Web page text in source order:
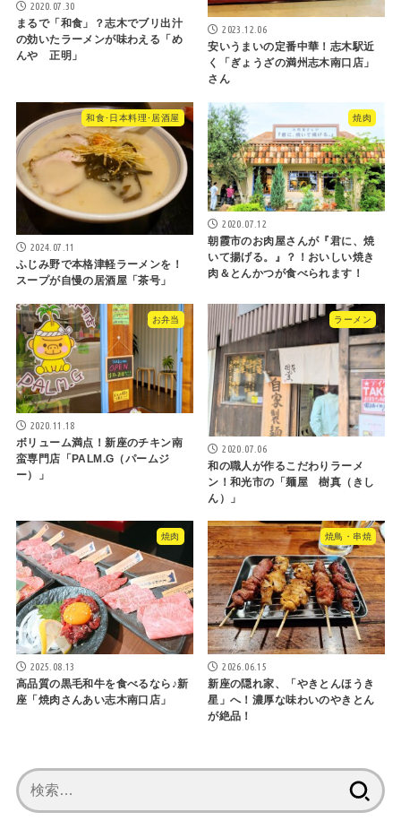
2020.07.30
まるで「和食」？志木でブリ出汁
の効いたラーメンが味わえる「め
んや 正明」
2023.12.06
安いうまいの定番中華！志木駅近
く「ぎょうざの満州志木南口店」
さん
和食･日本料理･居酒屋
2024.07.11
ふじみ野で本格津軽ラーメンを！
スープが自慢の居酒屋「茶号」
焼肉
2020.07.12
朝霞市のお肉屋さんが『君に、焼
いて揚げる。』？！おいしい焼き
肉＆とんかつが食べられます！
お弁当
2020.11.18
ボリューム満点！新座のチキン南
蛮専門店「PALM.G（パームジ
ー）」
ラーメン
2020.07.06
和の職人が作るこだわりラーメ
ン！和光市の「麺屋 樹真（きし
ん）」
焼肉
2025.08.13
高品質の黒毛和牛を食べるなら♪新
座「焼肉さんあい志木南口店」
焼鳥・串焼
2026.06.15
新座の隠れ家、「やきとんほうき
星」へ！濃厚な味わいのやきとん
が絶品！
索: